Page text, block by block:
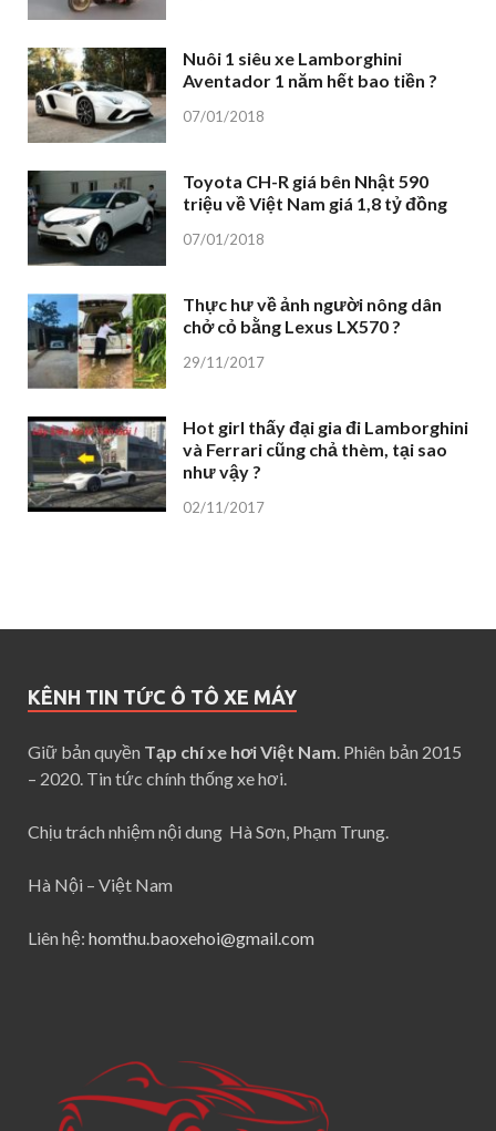
Nuôi 1 siêu xe Lamborghini
Aventador 1 năm hết bao tiền ?
07/01/2018
Toyota CH-R giá bên Nhật 590
triệu về Việt Nam giá 1,8 tỷ đồng
07/01/2018
Thực hư về ảnh người nông dân
chở cỏ bằng Lexus LX570 ?
29/11/2017
Hot girl thấy đại gia đi Lamborghini
và Ferrari cũng chả thèm, tại sao
như vậy ?
02/11/2017
KÊNH TIN TỨC Ô TÔ XE MÁY
Giữ bản quyền Tạp chí xe hơi Việt Nam. Phiên bản 2015
– 2020. Tin tức chính thống xe hơi.
Chịu trách nhiệm nội dung Hà Sơn, Phạm Trung.
Hà Nội – Việt Nam
Liên hệ: homthu.baoxehoi@gmail.com